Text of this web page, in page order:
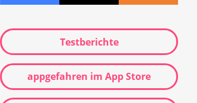
Testberichte
appgefahren im App Store